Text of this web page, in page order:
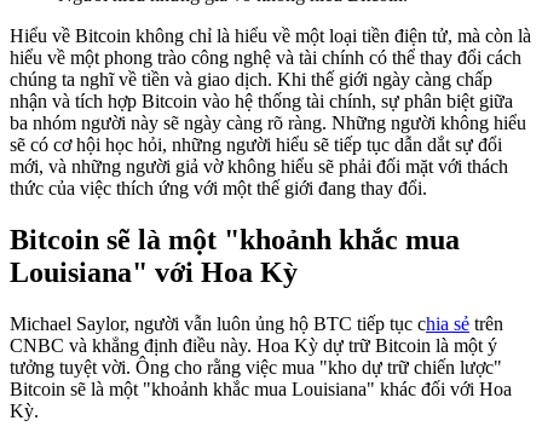
Hiểu về Bitcoin không chỉ là hiểu về một loại tiền điện tử, mà còn là
hiểu về một phong trào công nghệ và tài chính có thể thay đổi cách
chúng ta nghĩ về tiền và giao dịch. Khi thế giới ngày càng chấp
nhận và tích hợp Bitcoin vào hệ thống tài chính, sự phân biệt giữa
ba nhóm người này sẽ ngày càng rõ ràng. Những người không hiểu
sẽ có cơ hội học hỏi, những người hiểu sẽ tiếp tục dẫn dắt sự đổi
mới, và những người giả vờ không hiểu sẽ phải đối mặt với thách
thức của việc thích ứng với một thế giới đang thay đổi.
Bitcoin sẽ là một "khoảnh khắc mua
Louisiana" với Hoa Kỳ
Michael Saylor, người vẫn luôn ủng hộ BTC tiếp tục chia sẻ trên
CNBC và khẳng định điều này. Hoa Kỳ dự trữ Bitcoin là một ý
tưởng tuyệt vời. Ông cho rằng việc mua "kho dự trữ chiến lược"
Bitcoin sẽ là một "khoảnh khắc mua Louisiana" khác đối với Hoa
Kỳ.